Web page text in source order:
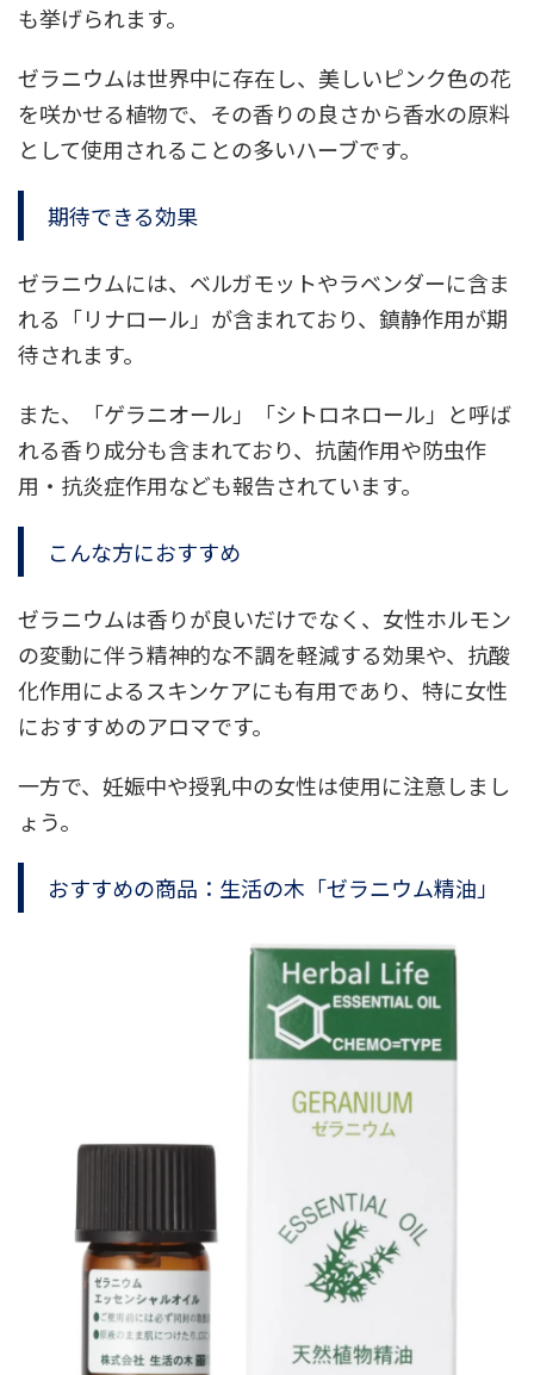
も挙げられます。
ゼラニウムは世界中に存在し、美しいピンク色の花
を咲かせる植物で、その香りの良さから香水の原料
として使用されることの多いハーブです。
期待できる効果
ゼラニウムには、ベルガモットやラベンダーに含ま
れる「リナロール」が含まれており、鎮静作用が期
待されます。
また、「ゲラニオール」「シトロネロール」と呼ば
れる香り成分も含まれており、抗菌作用や防虫作
用・抗炎症作用なども報告されています。
こんな方におすすめ
ゼラニウムは香りが良いだけでなく、女性ホルモン
の変動に伴う精神的な不調を軽減する効果や、抗酸
化作用によるスキンケアにも有用であり、特に女性
におすすめのアロマです。
一方で、妊娠中や授乳中の女性は使用に注意しまし
ょう。
おすすめの商品：生活の木「ゼラニウム精油」